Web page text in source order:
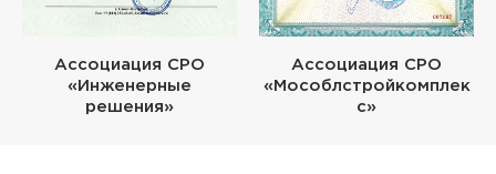
Ассоциация СРО
«Инженерные
решения»
Ассоциация СРО
«Мособлстройкомплек
с»